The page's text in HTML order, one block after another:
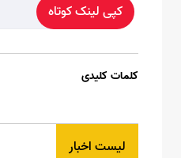
کپی لینک کوتاه
کلمات کلیدی
لیست اخبار